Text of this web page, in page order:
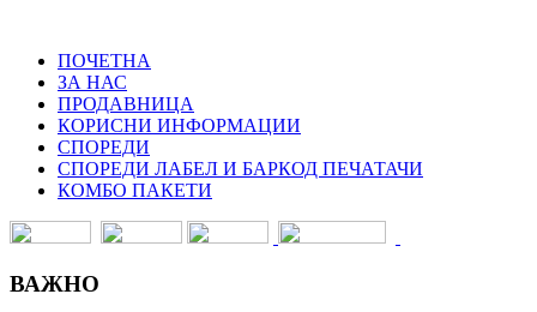
ПОЧЕТНА
ЗА НАС
ПРОДАВНИЦА
КОРИСНИ ИНФОРМАЦИИ
СПОРЕДИ
СПОРЕДИ ЛАБЕЛ И БАРКОД ПЕЧАТАЧИ
КОМБО ПАКЕТИ
ВАЖНО